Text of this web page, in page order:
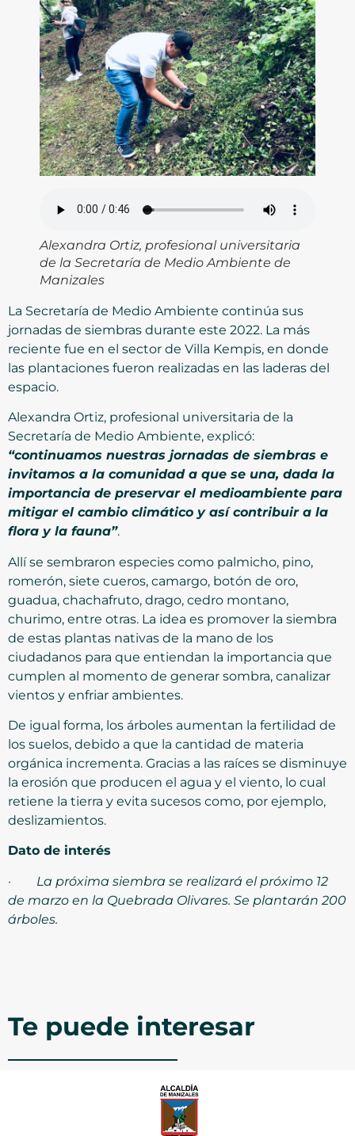
Alexandra Ortiz, profesional universitaria
de la Secretaría de Medio Ambiente de
Manizales
La Secretaría de Medio Ambiente continúa sus
jornadas de siembras durante este 2022. La más
reciente fue en el sector de Villa Kempis, en donde
las plantaciones fueron realizadas en las laderas del
espacio.
Alexandra Ortiz, profesional universitaria de la
Secretaría de Medio Ambiente, explicó:
“continuamos nuestras jornadas de siembras e
invitamos a la comunidad a que se una, dada la
importancia de preservar el medioambiente para
mitigar el cambio climático y así contribuir a la
flora y la fauna”.
Allí se sembraron especies como palmicho, pino,
romerón, siete cueros, camargo, botón de oro,
guadua, chachafruto, drago, cedro montano,
churimo, entre otras. La idea es promover la siembra
de estas plantas nativas de la mano de los
ciudadanos para que entiendan la importancia que
cumplen al momento de generar sombra, canalizar
vientos y enfriar ambientes.
De igual forma, los árboles aumentan la fertilidad de
los suelos, debido a que la cantidad de materia
orgánica incrementa. Gracias a las raíces se disminuye
la erosión que producen el agua y el viento, lo cual
retiene la tierra y evita sucesos como, por ejemplo,
deslizamientos.
Dato de interés
· La próxima siembra se realizará el próximo 12
de marzo en la Quebrada Olivares. Se plantarán 200
árboles.
Te puede interesar